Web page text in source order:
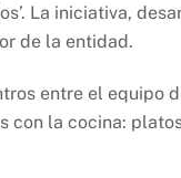
La iniciativa,
de la entidad.
entre el equipo
con la cocina: